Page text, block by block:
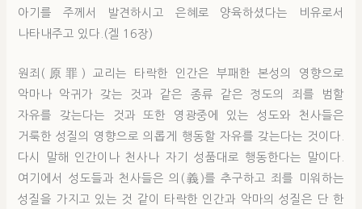
아기를 주께서 발견하시고 은혜로 양육하셨다는 비유로서
나타내주고 있다.(겔 16장)
원죄(原罪) 교리는 타락한 인간은 부패한 본성의 영향으로
악마나 악귀가 갖는 것과 같은 종류 같은 정도의 죄를 범할
자유를 갖는다는 것과 또한 영광중에 있는 성도와 천사들은
거룩한 성질의 영향으로 의롭게 행동할 자유를 갖는다는 것이다.
다시 말해 인간이나 천사나 자기 성품대로 행동한다는 말이다.
여기에서 성도들과 천사들은 의(義)를 추구하고 죄를 미워하는
성질을 가지고 있는 것 같이 타락한 인간과 악마의 성질은 단 한